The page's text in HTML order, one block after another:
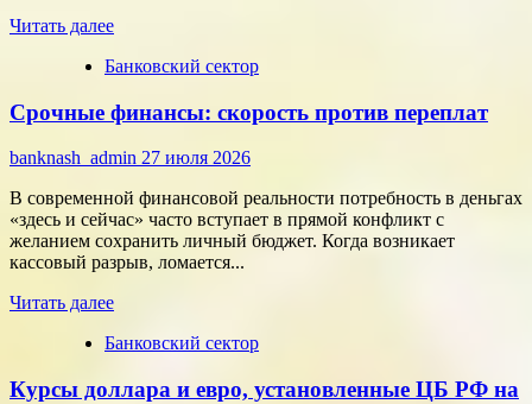
Читать далееПрочитать
о
за
внимание:
как
современного
потребителя
с
помощью
технологий
Банковский сектор
Срочные финансы: скорость против переплат
banknash_admin 27 июля 2026
В современной финансовой реальности потребность в деньгах
«здесь и сейчас» часто вступает в прямой конфликт с
желанием сохранить личный бюджет. Когда возникает
кассовый разрыв, ломается...
Читать далееПрочитать
о
финансы:
Банковский сектор
Курсы доллара и евро, установленные ЦБ РФ на